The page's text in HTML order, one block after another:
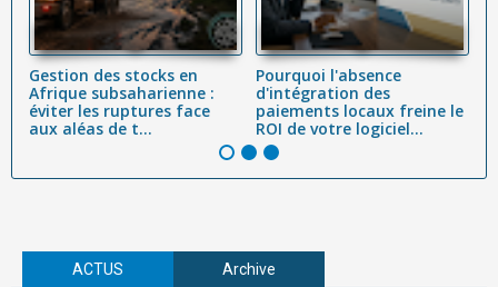
Gestion des stocks en
Afrique subsaharienne :
éviter les ruptures face
aux aléas de t...
Pourquoi l'absence
d'intégration des
paiements locaux freine le
ROI de votre logiciel...
ACTUS Archive